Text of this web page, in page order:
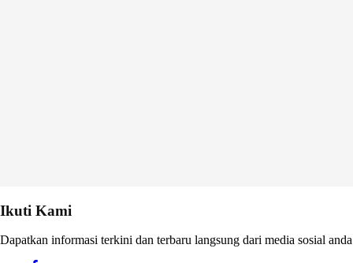
Ikuti Kami
Dapatkan informasi terkini dan terbaru langsung dari media sosial anda